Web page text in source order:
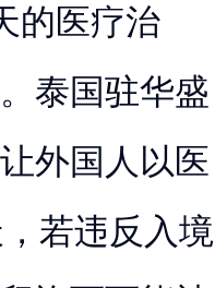
的医疗治
泰国驻华盛
外国人以医
若违反入境